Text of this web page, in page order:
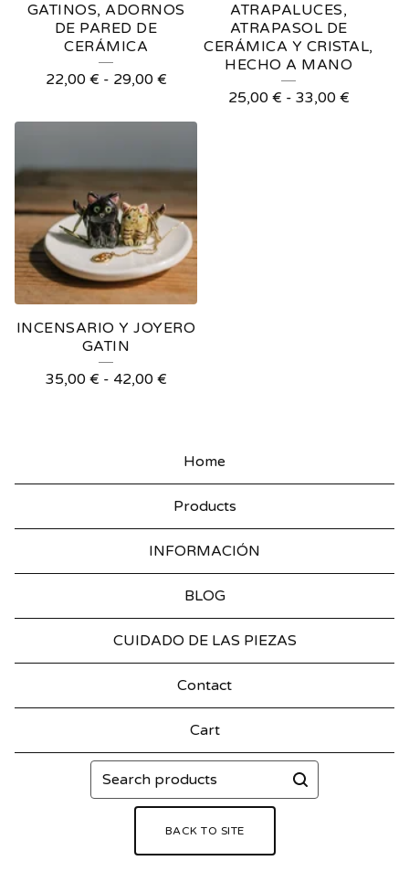
GATINOS, ADORNOS
DE PARED DE
CERÁMICA
22,00 € - 29,00 €
ATRAPALUCES,
ATRAPASOL DE
CERÁMICA Y CRISTAL,
HECHO A MANO
25,00 € - 33,00 €
INCENSARIO Y JOYERO
GATIN
35,00 € - 42,00 €
Home
Products
INFORMACIÓN
BLOG
CUIDADO DE LAS PIEZAS
Contact
Cart
Search
products
BACK TO SITE